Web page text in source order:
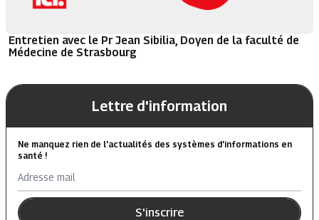
Entretien avec le Pr Jean Sibilia, Doyen de la faculté de
Médecine de Strasbourg
Lettre d'information
Ne manquez rien de l’actualités des systèmes d’informations en
santé !
Adresse mail
S'inscrire